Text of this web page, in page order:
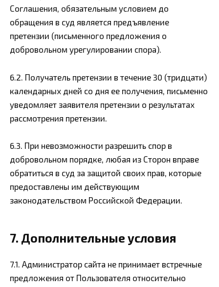
Соглашения, обязательным условием до
обращения в суд является предъявление
претензии (письменного предложения о
добровольном урегулировании спора).
6.2. Получатель претензии в течение 30 (тридцати)
календарных дней со дня ее получения, письменно
уведомляет заявителя претензии о результатах
рассмотрения претензии.
6.3. При невозможности разрешить спор в
добровольном порядке, любая из Сторон вправе
обратиться в суд за защитой своих прав, которые
предоставлены им действующим
законодательством Российской Федерации.
7. Дополнительные условия
7.1. Администратор сайта не принимает встречные
предложения от Пользователя относительно